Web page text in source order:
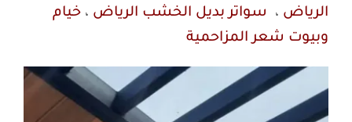
الرياض ، سواتر بديل الخشب الرياض ، خيام
وبيوت شعر المزاحمية